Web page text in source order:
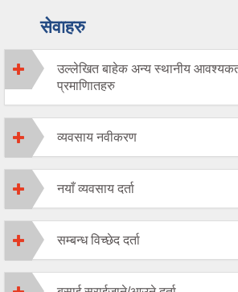
सेवाहरु
उल्लेखित बाहेक अन्य स्थानीय
प्रमाणिातहरु
व्यवसाय नवीकरण
नयाँ व्यवसाय दर्ता
सम्बन्ध विच्छेद दर्ता